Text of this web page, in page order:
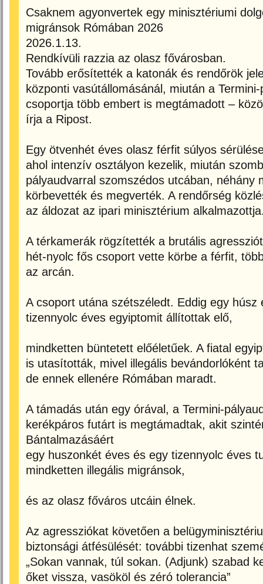
Csaknem agyonvertek egy minisztériumi
migránsok Rómában 2026
2026.1.13.
Rendkívüli razzia az olasz fővárosban.
Tovább erősítették a katonák és rendőrök
központi vasútállomásánál, miután a
csoportja több embert is megtámadott –
írja a Ripost.
Egy ötvenhét éves olasz férfit súlyos
ahol intenzív osztályon kezelik, miután
pályaudvarral szomszédos utcában, néhány
körbevették és megverték. A rendőrség
az áldozat az ipari minisztérium
A térkamerák rögzítették a brutális
hét-nyolc fős csoport vette körbe a férfit,
az arcán.
A csoport utána szétszéledt. Eddig egy húsz
tizennyolc éves egyiptomit állítottak elő,
mindketten büntetett előéletűek. A fiatal
is utasították, mivel illegális bevándorlóként
de ennek ellenére Rómában maradt.
A támadás után egy órával, a Termini-
kerékpáros futárt is megtámadtak, akit
Bántalmazásáért
egy huszonkét éves és egy tizennyolc éves
mindketten illegális migránsok,
és az olasz főváros utcáin élnek.
Az agressziókat követően a
biztonsági átfésülését: további tizenhat
„Sokan vannak, túl sokan. (Adjunk) szabad
őket vissza, vasököl és zéró tolerancia”